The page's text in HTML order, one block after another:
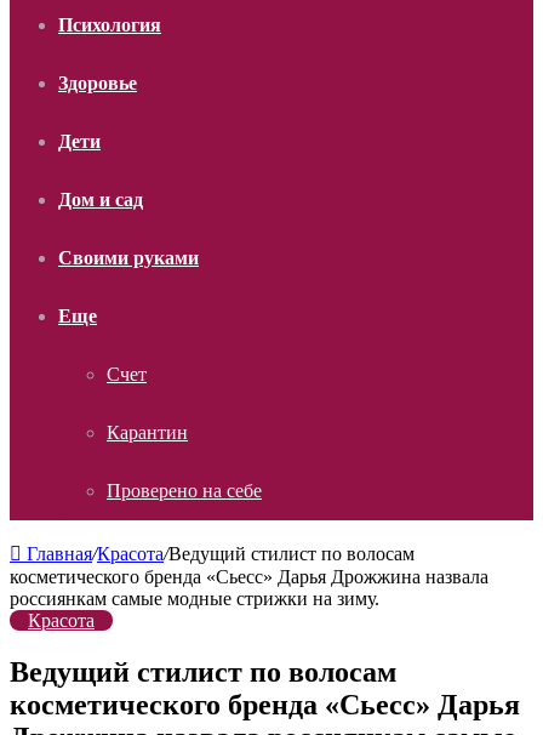
Психология
Здоровье
Дети
Дом и сад
Своими руками
Еще
Счет
Карантин
Проверено на себе
Главная/Красота/Ведущий стилист по волосам
косметического бренда «Сьесс» Дарья Дрожжина назвала
россиянкам самые модные стрижки на зиму.
Красота
Ведущий стилист по волосам
косметического бренда «Сьесс» Дарья